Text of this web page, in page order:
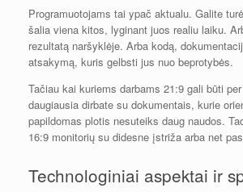
Programuotojams tai ypač aktualu. Galite
šalia viena kitos, lyginant juos realiu laiku.
rezultatą naršyklėje. Arba kodą,
atsakymą, kuris gelbsti jus nuo beprotybės.
Tačiau kai kuriems darbams 21:9 gali būti
daugiausia dirbate su dokumentais, kurie
papildomas plotis nesuteiks daug naudos.
16:9 monitorių su didesne įstriža arba net
Technologiniai aspektai ir